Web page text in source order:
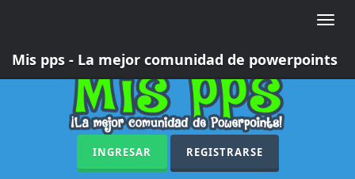
Toggle
Mis pps - La mejor comunidad de powerpoints
INGRESAR REGISTRARSE